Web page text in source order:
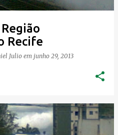
Recife
Julioem junho 29, 2013